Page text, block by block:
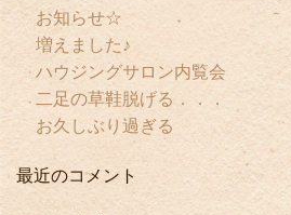
お知らせ☆
増えました♪
ハウジングサロン内覧会
二足の草鞋脱げる．．．
お久しぶり過ぎる
最近のコメント